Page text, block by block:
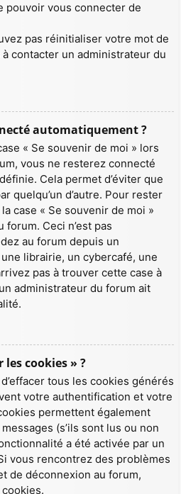
pouvoir vous connecter de
pas réinitialiser votre mot de
contacter un administrateur du
automatiquement ?
« Se souvenir de moi » lors
vous ne resterez connecté
Cela permet d’éviter que
quelqu’un d’autre. Pour rester
case « Se souvenir de moi »
Ceci n’est pas
au forum depuis un
librairie, un cybercafé, une
pas à trouver cette case à
administrateur du forum ait
cookies » ?
tous les cookies générés
votre authentification et votre
permettent également
(s’ils sont lus ou non
a été activée par un
vous rencontrez des problèmes
de déconnexion au forum,